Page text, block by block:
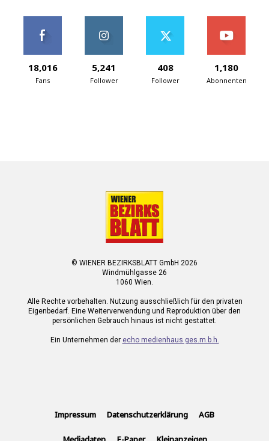
18,016
Fans
5,241
Follower
408
Follower
1,180
Abonnenten
© WIENER BEZIRKSBLATT GmbH 2026
Windmühlgasse 26
1060 Wien.
Alle Rechte vorbehalten. Nutzung ausschließlich für den privaten
Eigenbedarf. Eine Weiterverwendung und Reproduktion über den
persönlichen Gebrauch hinaus ist nicht gestattet.
Ein Unternehmen der echo medienhaus ges.m.b.h.
Impressum Datenschutzerklärung AGB